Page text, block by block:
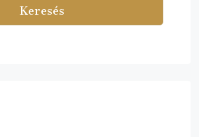
Keresés